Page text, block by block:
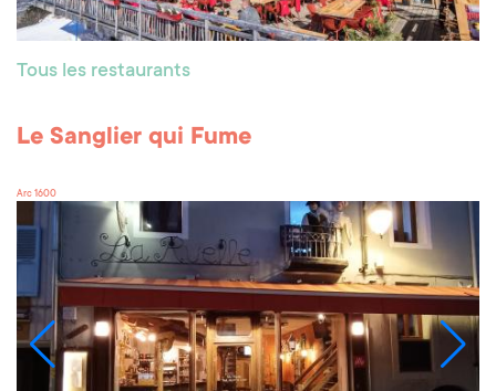
Tous les restaurants
Le Sanglier qui Fume
Arc 1600